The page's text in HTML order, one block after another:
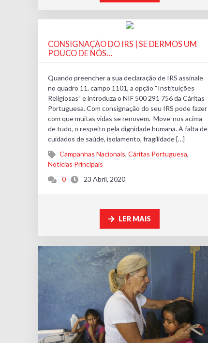
CONSIGNAÇÃO DO IRS | SE DERMOS UM
POUCO DE NÓS…
Quando preencher a sua declaração de IRS assinale
no quadro 11, campo 1101, a opção “Instituições
Religiosas” e introduza o NIF 500 291 756 da Cáritas
Portuguesa. Com consignação do seu IRS pode fazer
com que muitas vidas se renovem. Move-nos acima
de tudo, o respeito pela dignidade humana. A falta de
cuidados de saúde, isolamento, fragilidade […]
Campanhas Nacionais,Cáritas Portuguesa,
Notícias Principais
0
23 Abril, 2020
LER MAIS